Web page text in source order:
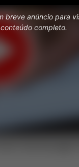
breve anúncio para
conteúdo completo.